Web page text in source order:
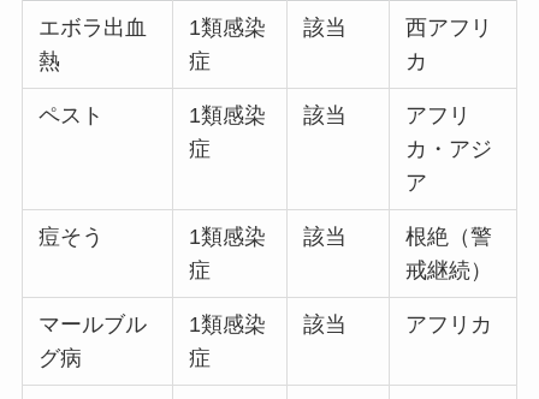
エボラ出血
熱
1類感染
症
該当
西アフリ
カ
ペスト
1類感染
症
該当
アフリ
カ・アジ
ア
痘そう
1類感染
症
該当
根絶（警
戒継続）
マールブル
グ病
1類感染
症
該当 アフリカ